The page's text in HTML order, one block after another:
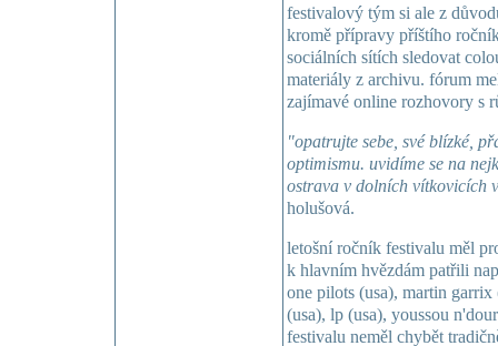
festivalový tým si ale z
kromě přípravy příštího
sociálních sítích sledovat
materiály z archivu. fórum
zajímavé online rozhovory s
"opatrujte sebe, své blízké,
optimismu. uvidíme se na
ostrava v dolních vítkovicích
holušová.
letošní ročník festivalu měl
k hlavním hvězdám patřili
one pilots (usa), martin
(usa), lp (usa), youssou
festivalu neměl chybět